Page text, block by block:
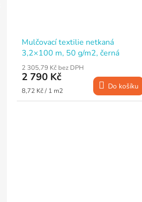
Mulčovací textilie netkaná
3,2×100 m, 50 g/m2, černá
2 305,79 Kč bez DPH
2 790 Kč
Měrná
cena:
8,72 Kč / 1 m2 Do košíku